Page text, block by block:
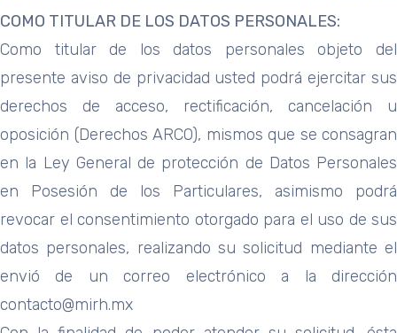
COMO TITULAR DE LOS DATOS PERSONALES:
Como titular de los datos personales objeto del
presente aviso de privacidad usted podrá ejercitar sus
derechos de acceso, rectificación, cancelación u
oposición (Derechos ARCO), mismos que se consagran
en la Ley General de protección de Datos Personales
en Posesión de los Particulares, asimismo podrá
revocar el consentimiento otorgado para el uso de sus
datos personales, realizando su solicitud mediante el
envió de un correo electrónico a la dirección
contacto@mirh.mx